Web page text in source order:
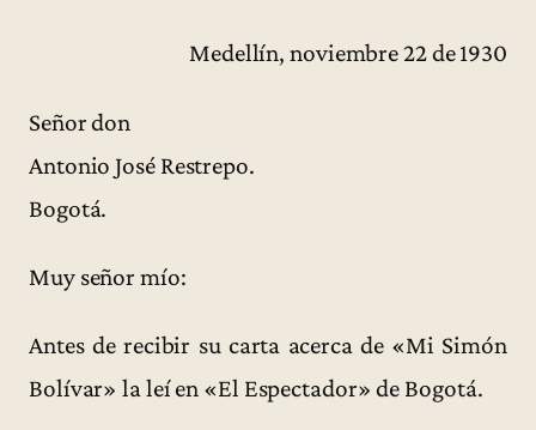
Medellín, noviembre 22 de 1930
Señor don
Antonio José Restrepo.
Bogotá.
Muy señor mío:
Antes de recibir su carta acerca de «Mi Simón
Bolívar» la leí en «El Espectador» de Bogotá.